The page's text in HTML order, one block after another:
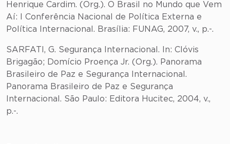
Henrique Cardim. (Org.). O Brasil no Mundo que Vem
Aí: I Conferência Nacional de Política Externa e
Política Internacional. Brasília: FUNAG, 2007, v., p.-.
SARFATI, G. Segurança Internacional. In: Clóvis
Brigagão; Domício Proença Jr. (Org.). Panorama
Brasileiro de Paz e Segurança Internacional.
Panorama Brasileiro de Paz e Segurança
Internacional. São Paulo: Editora Hucitec, 2004, v.,
p.-.